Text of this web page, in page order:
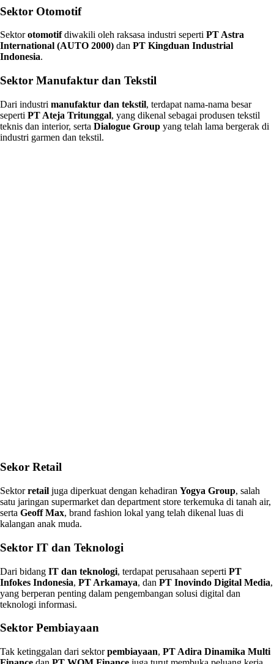
Sektor Otomotif
Sektorotomotifdiwakili oleh raksasa industri seperti PT Astra
International (AUTO 2000) dan PT Kingduan Industrial
Indonesia.
Sektor Manufaktur dan Tekstil
Dari industri manufaktur dan tekstil, terdapat nama-nama besar
seperti PT Ateja Tritunggal, yang dikenal sebagai produsen tekstil
teknis dan interior, serta Dialogue Group yang telah lama bergerak di
industri garmen dan tekstil.
Sekor Retail
Sektorretail juga diperkuat dengan kehadiran Yogya Group, salah
satu jaringan supermarket dan department store terkemuka di tanah air,
serta Geoff Max, brand fashion lokal yang telah dikenal luas di
kalangan anak muda.
Sektor IT dan Teknologi
Dari bidang IT dan teknologi, terdapat perusahaan seperti PT
Infokes Indonesia, PT Arkamaya, dan PT Inovindo Digital Media,
yang berperan penting dalam pengembangan solusi digital dan
teknologi informasi.
Sektor Pembiayaan
Tak ketinggalan dari sektorpembiayaan, PT Adira Dinamika Multi